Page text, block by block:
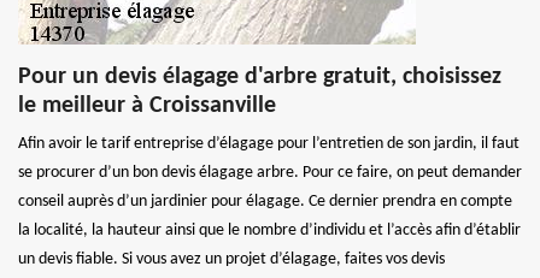
Pour un devis élagage d'arbre gratuit, choisissez
le meilleur à Croissanville
Afin avoir le tarif entreprise d’élagage pour l’entretien de son jardin, il faut
se procurer d’un bon devis élagage arbre. Pour ce faire, on peut demander
conseil auprès d’un jardinier pour élagage. Ce dernier prendra en compte
la localité, la hauteur ainsi que le nombre d’individu et l’accès afin d’établir
un devis fiable. Si vous avez un projet d’élagage, faites vos devis